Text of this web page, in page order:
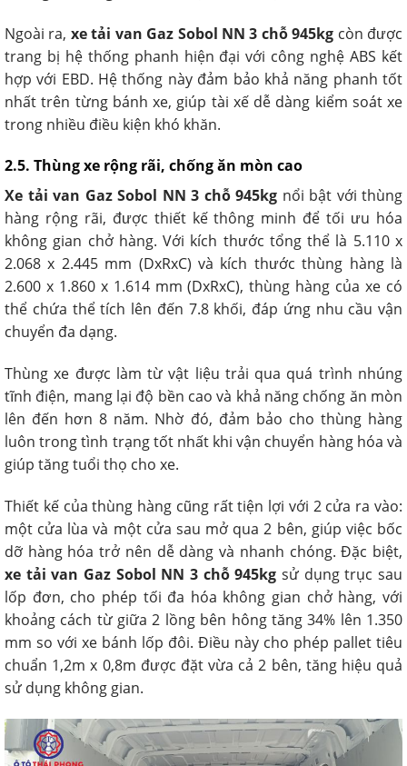
Ngoài ra, xe tải van Gaz Sobol NN 3 chỗ 945kg còn được
trang bị hệ thống phanh hiện đại với công nghệ ABS kết
hợp với EBD. Hệ thống này đảm bảo khả năng phanh tốt
nhất trên từng bánh xe, giúp tài xế dễ dàng kiểm soát xe
trong nhiều điều kiện khó khăn.
2.5. Thùng xe rộng rãi, chống ăn mòn cao
Xe tải van Gaz Sobol NN 3 chỗ 945kg nổi bật với thùng
hàng rộng rãi, được thiết kế thông minh để tối ưu hóa
không gian chở hàng. Với kích thước tổng thể là 5.110 x
2.068 x 2.445 mm (DxRxC) và kích thước thùng hàng là
2.600 x 1.860 x 1.614 mm (DxRxC), thùng hàng của xe có
thể chứa thể tích lên đến 7.8 khối, đáp ứng nhu cầu vận
chuyển đa dạng.
Thùng xe được làm từ vật liệu trải qua quá trình nhúng
tĩnh điện, mang lại độ bền cao và khả năng chống ăn mòn
lên đến hơn 8 năm. Nhờ đó, đảm bảo cho thùng hàng
luôn trong tình trạng tốt nhất khi vận chuyển hàng hóa và
giúp tăng tuổi thọ cho xe.
Thiết kế của thùng hàng cũng rất tiện lợi với 2 cửa ra vào:
một cửa lùa và một cửa sau mở qua 2 bên, giúp việc bốc
dỡ hàng hóa trở nên dễ dàng và nhanh chóng. Đặc biệt,
xe tải van Gaz Sobol NN 3 chỗ 945kg sử dụng trục sau
lốp đơn, cho phép tối đa hóa không gian chở hàng, với
khoảng cách từ giữa 2 lồng bên hông tăng 34% lên 1.350
mm so với xe bánh lốp đôi. Điều này cho phép pallet tiêu
chuẩn 1,2m x 0,8m được đặt vừa cả 2 bên, tăng hiệu quả
sử dụng không gian.